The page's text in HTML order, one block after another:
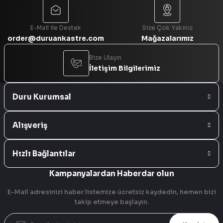
E-Mail ile Destek
order@duruankastre.com
Size Çok Yakınız
Mağazalarımız
Bize Ulaşın
İletişim Bilgilerimiz
Duru Kurumsal
Alışveriş
Hızlı Bağlantılar
Kampanyalardan Haberdar olun
E-Mail adresinizi haber listemize ücretsiz kaydedin, hemen bizi
takip etmeye başlayın.